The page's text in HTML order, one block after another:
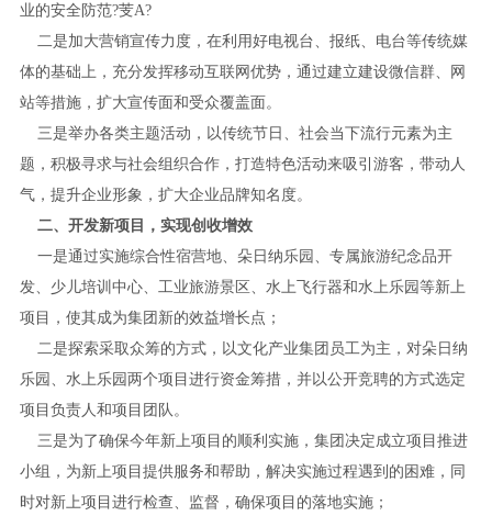
业的安全防范?芰Α?
二是加大营销宣传力度，在利用好电视台、报纸、电台等传统媒
体的基础上，充分发挥移动互联网优势，通过建立建设微信群、网
站等措施，扩大宣传面和受众覆盖面。
三是举办各类主题活动，以传统节日、社会当下流行元素为主
题，积极寻求与社会组织合作，打造特色活动来吸引游客，带动人
气，提升企业形象，扩大企业品牌知名度。
二、开发新项目，实现创收增效
一是通过实施综合性宿营地、朵日纳乐园、专属旅游纪念品开
发、少儿培训中心、工业旅游景区、水上飞行器和水上乐园等新上
项目，使其成为集团新的效益增长点；
二是探索采取众筹的方式，以文化产业集团员工为主，对朵日纳
乐园、水上乐园两个项目进行资金筹措，并以公开竞聘的方式选定
项目负责人和项目团队。
三是为了确保今年新上项目的顺利实施，集团决定成立项目推进
小组，为新上项目提供服务和帮助，解决实施过程遇到的困难，同
时对新上项目进行检查、监督，确保项目的落地实施；